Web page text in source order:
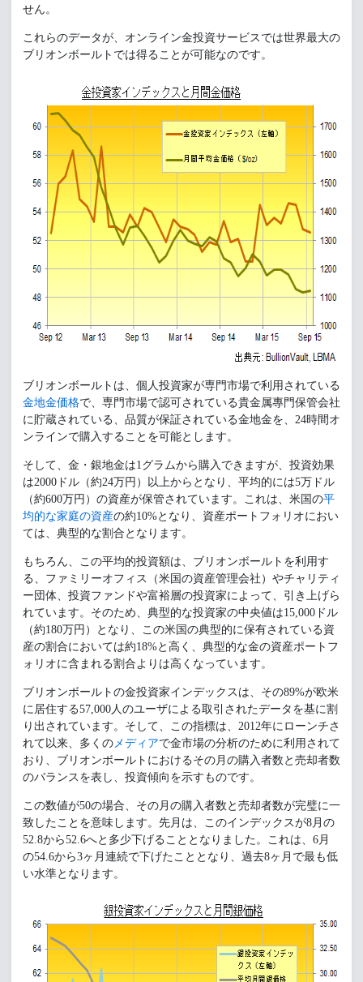
せん。
これらのデータが、オンライン金投資サービスでは世界最大の
ブリオンボールトでは得ることが可能なのです。
ブリオンボールトは、個人投資家が専門市場で利用されている
金地金価格で、専門市場で認可されている貴金属專門保管会社
に貯蔵されている、品質が保証されている金地金を、24時間オ
ンラインで購入することを可能とします。
そして、金・銀地金は1グラムから購入できますが、投資効果
は2000ドル（約24万円）以上からとなり、平均的には5万ドル
（約600万円）の資産が保管されています。これは、米国の平
均的な家庭の資産の約10%となり、資産ポートフォリオにおい
ては、典型的な割合となります。
もちろん、この平均的投資額は、ブリオンボールトを利用す
る、ファミリーオフィス（米国の資産管理会社）やチャリティ
ー団体、投資ファンドや富裕層の投資家によって、引き上げら
れています。そのため、典型的な投資家の中央値は15,000ドル
（約180万円）となり、この米国の典型的に保有されている資
産の割合においては約18%と高く、典型的な金の資産ポートフ
ォリオに含まれる割合よりは高くなっています。
ブリオンボールトの金投資家インデックスは、その89%が欧米
に居住する57,000人のユーザによる取引されたデータを基に割
り出されています。そして、この指標は、2012年にローンチさ
れて以来、多くのメディアで金市場の分析のために利用されて
おり、ブリオンボールトにおけるその月の購入者数と売却者数
のバランスを表し、投資傾向を示すものです。
この数値が50の場合、その月の購入者数と売却者数が完璧に一
致したことを意味します。先月は、このインデックスが8月の
52.8から52.6へと多少下げることとなりました。これは、6月
の54.6から3ヶ月連続で下げたこととなり、過去8ヶ月で最も低
い水準となります。